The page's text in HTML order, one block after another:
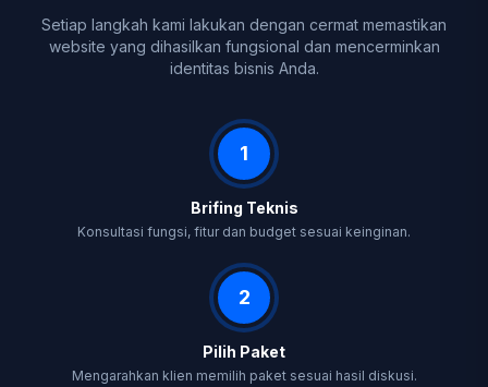
Setiap langkah kami lakukan dengan cermat memastikan
website yang dihasilkan fungsional dan mencerminkan
identitas bisnis Anda.
1
Brifing Teknis
Konsultasi fungsi, fitur dan budget sesuai keinginan.
2
Pilih Paket
Mengarahkan klien memilih paket sesuai hasil diskusi.